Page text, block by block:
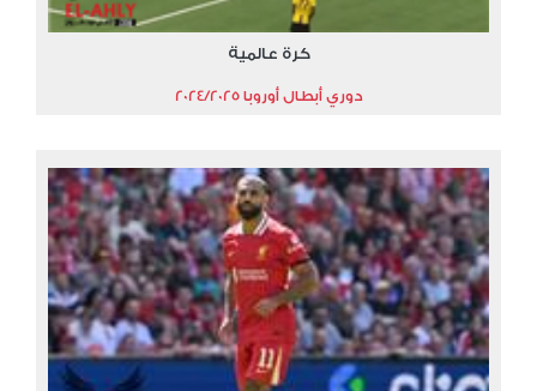
كرة عالمية
دوري أبطال أوروبا 2024/2025